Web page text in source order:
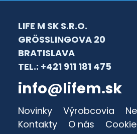
LIFE M SK S.R.O.
GRÖSSLINGOVA 20
BRATISLAVA
TEL.: +421 911 181 475
info@lifem.sk
Novinky Výrobcovia
Kontakty
O nás